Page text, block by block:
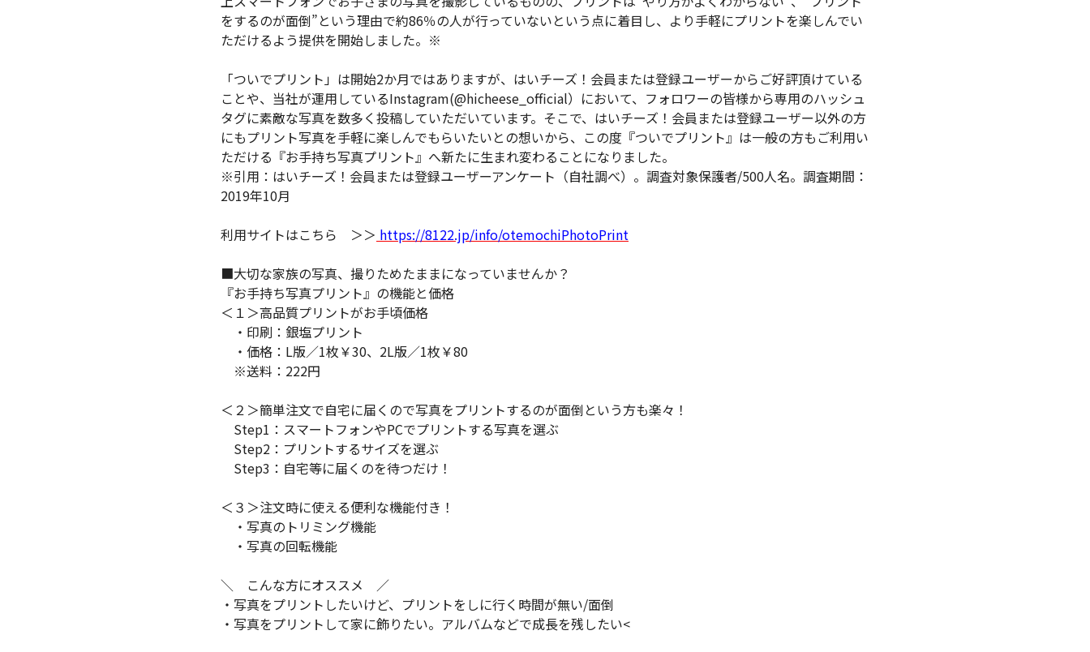
をするのが面倒”という理由で約86％の人が行っていないという点に着目し、より手軽にプリントを楽しんでい
ただけるよう提供を開始しました。※
「ついでプリント」は開始2か月ではありますが、はいチーズ！会員または登録ユーザーからご好評頂けている
ことや、当社が運用しているInstagram(@hicheese_official）において、フォロワーの皆様から専用のハッシュ
タグに素敵な写真を数多く投稿していただいています。そこで、はいチーズ！会員または登録ユーザー以外の方
にもプリント写真を手軽に楽しんでもらいたいとの想いから、この度『ついでプリント』は一般の方もご利用い
ただける『お手持ち写真プリント』へ新たに生まれ変わることになりました。
※引用：はいチーズ！会員または登録ユーザーアンケート（自社調べ）。調査対象保護者/500人名。調査期間：
2019年10月
利用サイトはこちら ＞＞ https://8122.jp/info/otemochiPhotoPrint
■大切な家族の写真、撮りためたままになっていませんか？
『お手持ち写真プリント』の機能と価格
＜１＞高品質プリントがお手頃価格
・印刷：銀塩プリント
・価格：L版／1枚￥30、2L版／1枚￥80
※送料：222円
＜２＞簡単注文で自宅に届くので写真をプリントするのが面倒という方も楽々！
Step1：スマートフォンやPCでプリントする写真を選ぶ
Step2：プリントするサイズを選ぶ
Step3：自宅等に届くのを待つだけ！
＜３＞注文時に使える便利な機能付き！
・写真のトリミング機能
・写真の回転機能
＼ こんな方にオススメ ／
・写真をプリントしたいけど、プリントをしに行く時間が無い/面倒
・写真をプリントして家に飾りたい。アルバムなどで成長を残したい<